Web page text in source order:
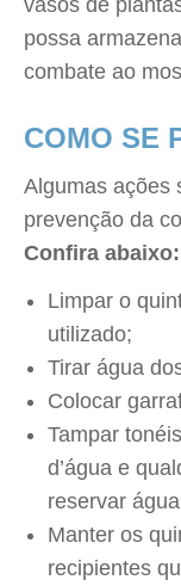
vasos de
possa
combate ao
COMO SE
Algumas ações
prevenção da
Confira abaixo:
Limpar o
utilizado;
Tirar água
Colocar
Tampar
d’água e
reservar
Manter os
recipientes